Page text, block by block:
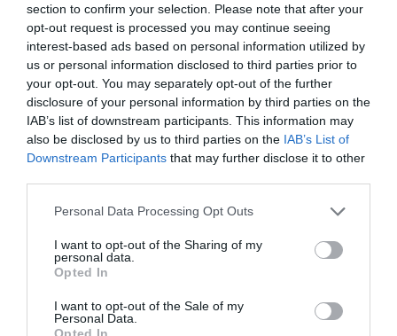
section to confirm your selection. Please note that after your
opt-out request is processed you may continue seeing
interest-based ads based on personal information utilized by
us or personal information disclosed to third parties prior to
your opt-out. You may separately opt-out of the further
disclosure of your personal information by third parties on the
IAB’s list of downstream participants. This information may
also be disclosed by us to third parties on the IAB’s List of
Downstream Participants that may further disclose it to other
Personal Data Processing Opt Outs
I want to opt-out of the Sharing of my
personal data.
Opted In
I want to opt-out of the Sale of my
Personal Data.
Opted In
El projecte comença a caminar al Perú el 2016 i
madura a Barcelona un any més tard amb
Ship2Be. La botiga en línia ven productes
alimentaris amb un gran descompte per evitar
que siguin destruïts. "Negociem amb la indústria
que ens proporciona els productes i els posem a la
venda", detalla. Unilever, Pastas Gallo, Borges,
Nestlé són algunes de les empreses a qui aquesta
startup compra producte.
Unilever, Pastas Gallo,
Borges, Nestlé són algunes